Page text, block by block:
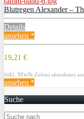
Blutregen Alexander –
Details
ansehen *
19,21 €
inkl. MwSt. Zuletzt aktualisiert
ansehen *
Suche